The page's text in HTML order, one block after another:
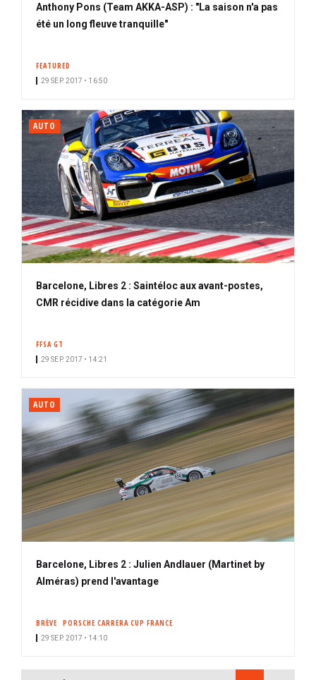
Anthony Pons (Team AKKA-ASP) : "La saison n'a pas
été un long fleuve tranquille"
FEATURED
29 SEP. 2017 • 16:50
AUTO
Barcelone, Libres 2 : Saintéloc aux avant-postes,
CMR récidive dans la catégorie Am
FFSA GT
29 SEP. 2017 • 14:21
AUTO
Barcelone, Libres 2 : Julien Andlauer (Martinet by
Alméras) prend l'avantage
BRÈVE PORSCHE CARRERA CUP FRANCE
29 SEP. 2017 • 14:10